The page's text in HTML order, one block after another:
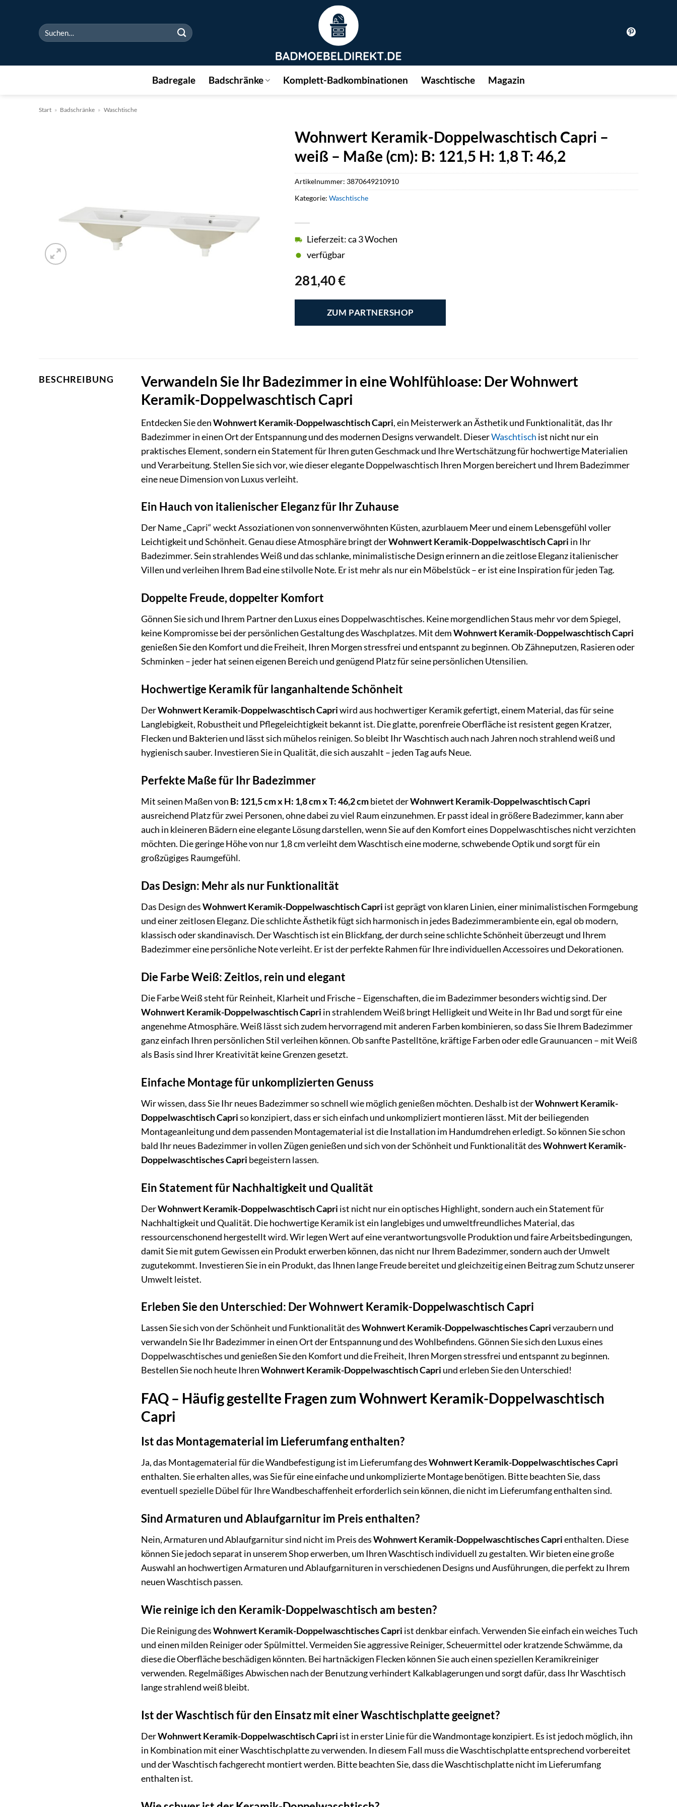
Suchen
nach:
Badregale Badschränke Komplett-Badkombinationen Waschtische Magazin
Start » Badschränke » Waschtische
Wohnwert Keramik-Doppelwaschtisch Capri –
weiß – Maße (cm): B: 121,5 H: 1,8 T: 46,2
281,40€
Lieferzeit: ca 3 Wochen
verfügbar
ZUM PARTNERSHOP
Artikelnummer: 3870649210910
Kategorie:Waschtische
BESCHREIBUNG
Verwandeln Sie Ihr Badezimmer in eine Wohlfühloase: Der Wohnwert
Keramik-Doppelwaschtisch Capri
Entdecken Sie denWohnwert Keramik-Doppelwaschtisch Capri, ein Meisterwerk an Ästhetik und Funktionalität, das Ihr
Badezimmer in einen Ort der Entspannung und des modernen Designs verwandelt. DieserWaschtisch ist nicht nur ein
praktisches Element, sondern ein Statement für Ihren guten Geschmack und Ihre Wertschätzung für hochwertige Materialien
und Verarbeitung. Stellen Sie sich vor, wie dieser elegante Doppelwaschtisch Ihren Morgen bereichert und Ihrem Badezimmer
eine neue Dimension von Luxus verleiht.
Ein Hauch von italienischer Eleganz für Ihr Zuhause
Der Name „Capri“ weckt Assoziationen von sonnenverwöhnten Küsten, azurblauem Meer und einem Lebensgefühl voller
Leichtigkeit und Schönheit. Genau diese Atmosphäre bringt derWohnwert Keramik-Doppelwaschtisch Capri in Ihr
Badezimmer. Sein strahlendes Weiß und das schlanke, minimalistische Design erinnern an die zeitlose Eleganz italienischer
Villen und verleihen Ihrem Bad eine stilvolle Note. Er ist mehr als nur ein Möbelstück – er ist eine Inspiration für jeden Tag.
Doppelte Freude, doppelter Komfort
Gönnen Sie sich und Ihrem Partner den Luxus eines Doppelwaschtisches. Keine morgendlichen Staus mehr vor dem Spiegel,
keine Kompromisse bei der persönlichen Gestaltung des Waschplatzes. Mit demWohnwert Keramik-Doppelwaschtisch Capri
genießen Sie den Komfort und die Freiheit, Ihren Morgen stressfrei und entspannt zu beginnen. Ob Zähneputzen, Rasieren oder
Schminken – jeder hat seinen eigenen Bereich und genügend Platz für seine persönlichen Utensilien.
Hochwertige Keramik für langanhaltende Schönheit
DerWohnwert Keramik-Doppelwaschtisch Capriwird aus hochwertiger Keramik gefertigt, einem Material, das für seine
Langlebigkeit, Robustheit und Pflegeleichtigkeit bekannt ist. Die glatte, porenfreie Oberfläche ist resistent gegen Kratzer,
Flecken und Bakterien und lässt sich mühelos reinigen. So bleibt Ihr Waschtisch auch nach Jahren noch strahlend weiß und
hygienisch sauber. Investieren Sie in Qualität, die sich auszahlt – jeden Tag aufs Neue.
Perfekte Maße für Ihr Badezimmer
Mit seinen Maßen von B: 121,5 cm x H: 1,8 cm x T: 46,2 cmbietet derWohnwert Keramik-Doppelwaschtisch Capri
ausreichend Platz für zwei Personen, ohne dabei zu viel Raum einzunehmen. Er passt ideal in größere Badezimmer, kann aber
auch in kleineren Bädern eine elegante Lösung darstellen, wenn Sie auf den Komfort eines Doppelwaschtisches nicht verzichten
möchten. Die geringe Höhe von nur 1,8 cm verleiht dem Waschtisch eine moderne, schwebende Optik und sorgt für ein
großzügiges Raumgefühl.
Das Design: Mehr als nur Funktionalität
Das Design desWohnwert Keramik-Doppelwaschtisch Capri ist geprägt von klaren Linien, einer minimalistischen Formgebung
und einer zeitlosen Eleganz. Die schlichte Ästhetik fügt sich harmonisch in jedes Badezimmerambiente ein, egal ob modern,
klassisch oder skandinavisch. Der Waschtisch ist ein Blickfang, der durch seine schlichte Schönheit überzeugt und Ihrem
Badezimmer eine persönliche Note verleiht. Er ist der perfekte Rahmen für Ihre individuellen Accessoires und Dekorationen.
Die Farbe Weiß: Zeitlos, rein und elegant
Die Farbe Weiß steht für Reinheit, Klarheit und Frische – Eigenschaften, die im Badezimmer besonders wichtig sind. Der
Wohnwert Keramik-Doppelwaschtisch Capri in strahlendem Weiß bringt Helligkeit und Weite in Ihr Bad und sorgt für eine
angenehme Atmosphäre. Weiß lässt sich zudem hervorragend mit anderen Farben kombinieren, so dass Sie Ihrem Badezimmer
ganz einfach Ihren persönlichen Stil verleihen können. Ob sanfte Pastelltöne, kräftige Farben oder edle Graunuancen – mit Weiß
als Basis sind Ihrer Kreativität keine Grenzen gesetzt.
Einfache Montage für unkomplizierten Genuss
Wir wissen, dass Sie Ihr neues Badezimmer so schnell wie möglich genießen möchten. Deshalb ist derWohnwert Keramik-
Doppelwaschtisch Capriso konzipiert, dass er sich einfach und unkompliziert montieren lässt. Mit der beiliegenden
Montageanleitung und dem passenden Montagematerial ist die Installation im Handumdrehen erledigt. So können Sie schon
bald Ihr neues Badezimmer in vollen Zügen genießen und sich von der Schönheit und Funktionalität desWohnwert Keramik-
Doppelwaschtisches Capri begeistern lassen.
Ein Statement für Nachhaltigkeit und Qualität
DerWohnwert Keramik-Doppelwaschtisch Capri ist nicht nur ein optisches Highlight, sondern auch ein Statement für
Nachhaltigkeit und Qualität. Die hochwertige Keramik ist ein langlebiges und umweltfreundliches Material, das
ressourcenschonend hergestellt wird. Wir legen Wert auf eine verantwortungsvolle Produktion und faire Arbeitsbedingungen,
damit Sie mit gutem Gewissen ein Produkt erwerben können, das nicht nur Ihrem Badezimmer, sondern auch der Umwelt
zugutekommt. Investieren Sie in ein Produkt, das Ihnen lange Freude bereitet und gleichzeitig einen Beitrag zum Schutz unserer
Umwelt leistet.
Erleben Sie den Unterschied: Der Wohnwert Keramik-Doppelwaschtisch Capri
Lassen Sie sich von der Schönheit und Funktionalität desWohnwert Keramik-Doppelwaschtisches Capriverzaubern und
verwandeln Sie Ihr Badezimmer in einen Ort der Entspannung und des Wohlbefindens. Gönnen Sie sich den Luxus eines
Doppelwaschtisches und genießen Sie den Komfort und die Freiheit, Ihren Morgen stressfrei und entspannt zu beginnen.
Bestellen Sie noch heute IhrenWohnwert Keramik-Doppelwaschtisch Capri und erleben Sie den Unterschied!
FAQ – Häufig gestellte Fragen zum Wohnwert Keramik-Doppelwaschtisch
Capri
Ist das Montagematerial im Lieferumfang enthalten?
Ja, das Montagematerial für die Wandbefestigung ist im Lieferumfang desWohnwert Keramik-Doppelwaschtisches Capri
enthalten. Sie erhalten alles, was Sie für eine einfache und unkomplizierte Montage benötigen. Bitte beachten Sie, dass
eventuell spezielle Dübel für Ihre Wandbeschaffenheit erforderlich sein können, die nicht im Lieferumfang enthalten sind.
Sind Armaturen und Ablaufgarnitur im Preis enthalten?
Nein, Armaturen und Ablaufgarnitur sind nicht im Preis desWohnwert Keramik-Doppelwaschtisches Caprienthalten. Diese
können Sie jedoch separat in unserem Shop erwerben, um Ihren Waschtisch individuell zu gestalten. Wir bieten eine große
Auswahl an hochwertigen Armaturen und Ablaufgarnituren in verschiedenen Designs und Ausführungen, die perfekt zu Ihrem
neuen Waschtisch passen.
Wie reinige ich den Keramik-Doppelwaschtisch am besten?
Die Reinigung desWohnwert Keramik-Doppelwaschtisches Capri ist denkbar einfach. Verwenden Sie einfach ein weiches Tuch
und einen milden Reiniger oder Spülmittel. Vermeiden Sie aggressive Reiniger, Scheuermittel oder kratzende Schwämme, da
diese die Oberfläche beschädigen könnten. Bei hartnäckigen Flecken können Sie auch einen speziellen Keramikreiniger
verwenden. Regelmäßiges Abwischen nach der Benutzung verhindert Kalkablagerungen und sorgt dafür, dass Ihr Waschtisch
lange strahlend weiß bleibt.
Ist der Waschtisch für den Einsatz mit einer Waschtischplatte geeignet?
DerWohnwert Keramik-Doppelwaschtisch Capri ist in erster Linie für die Wandmontage konzipiert. Es ist jedoch möglich, ihn
in Kombination mit einer Waschtischplatte zu verwenden. In diesem Fall muss die Waschtischplatte entsprechend vorbereitet
und der Waschtisch fachgerecht montiert werden. Bitte beachten Sie, dass die Waschtischplatte nicht im Lieferumfang
enthalten ist.